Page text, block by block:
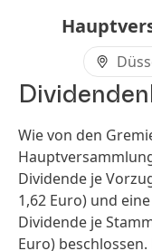
Wie von den
Dividende je
1,62 Euro) und
Dividende je
Euro)